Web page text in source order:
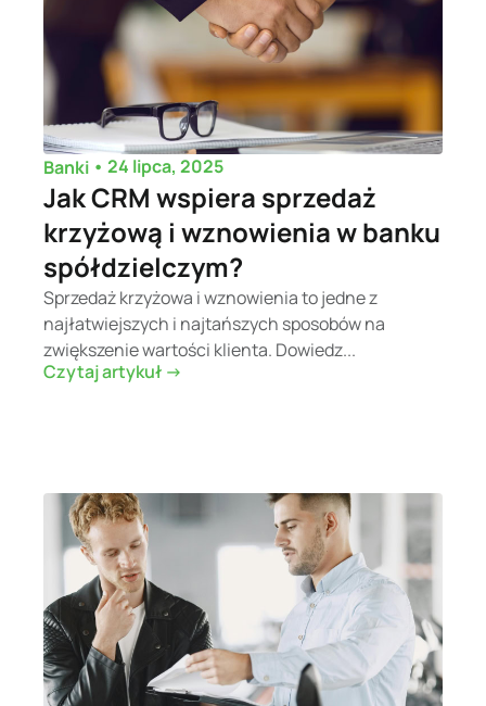
Banki • 24 lipca, 2025
Jak CRM wspiera sprzedaż
krzyżową i wznowienia w banku
spółdzielczym?
Sprzedaż krzyżowa i wznowienia to jedne z
najłatwiejszych i najtańszych sposobów na
zwiększenie wartości klienta. Dowiedz...
Czytaj artykuł ->